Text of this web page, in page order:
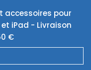
accessoires pour
et iPad - Livraison
€